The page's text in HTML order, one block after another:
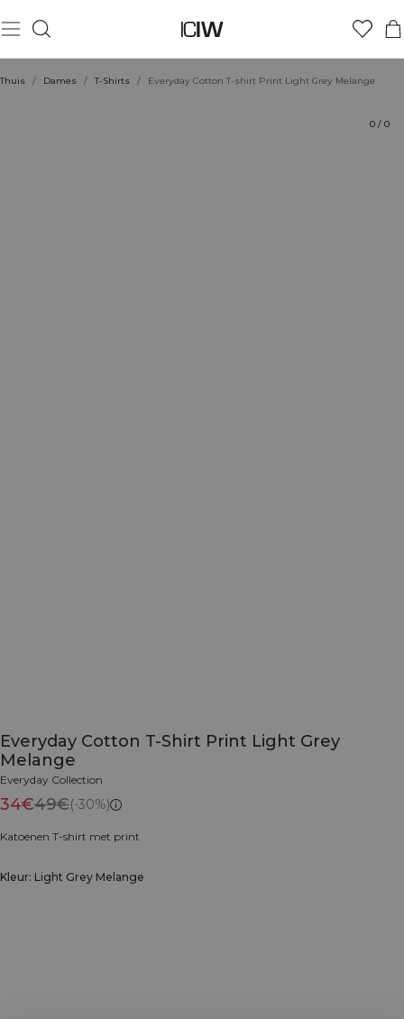
Thuis / Dames / T-Shirts / Everyday Cotton T-shirt Print Light Grey Melange
0 / 0
Everyday Cotton T-Shirt Print Light Grey
Melange
Everyday Collection
34€49€(-30%)
Katoenen T-shirt met print
Kleur: Light Grey Melange